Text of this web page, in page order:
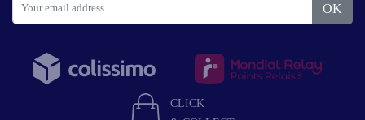
OK
CLICK